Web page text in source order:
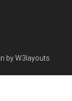
byW3layouts.